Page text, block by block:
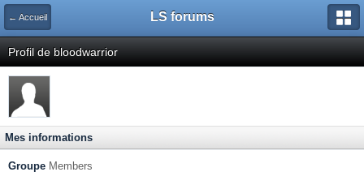
← Accueil LS forums
Profil de bloodwarrior
Mes informations
Groupe Members